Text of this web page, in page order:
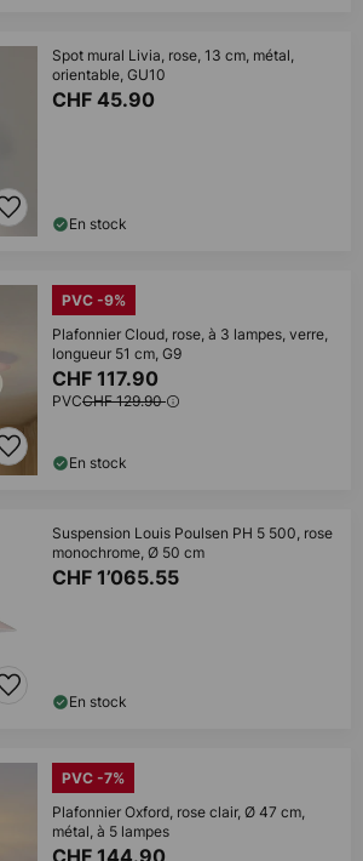
Spot mural Livia, rose, 13 cm, métal,
orientable, GU10
CHF 45.90
En stock
PVC -9%
Plafonnier Cloud, rose, à 3 lampes, verre,
longueur 51 cm, G9
CHF 117.90
PVCCHF 129.90
En stock
Suspension Louis Poulsen PH 5 500, rose
monochrome, Ø 50 cm
CHF 1’065.55
En stock
PVC -7%
Plafonnier Oxford, rose clair, Ø 47 cm,
métal, à 5 lampes
CHF 144.90